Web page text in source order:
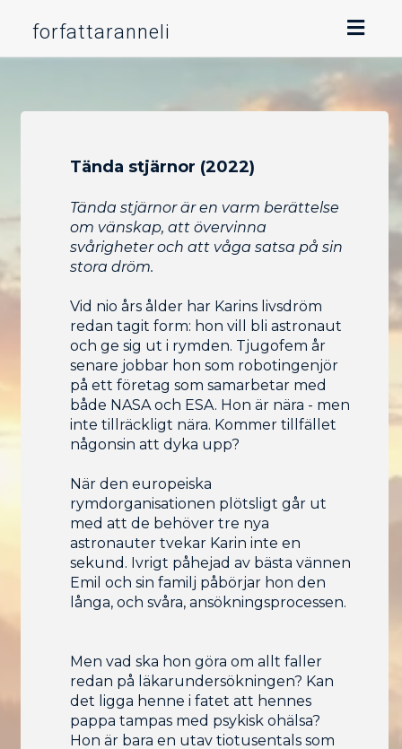
forfattaranneli
Tända stjärnor (2022)
Tända stjärnor är en varm berättelse
om vänskap, att övervinna
svårigheter och att våga satsa på sin
stora dröm.
Vid nio års ålder har Karins livsdröm
redan tagit form: hon vill bli astronaut
och ge sig ut i rymden. Tjugofem år
senare jobbar hon som robotingenjör
på ett företag som samarbetar med
både NASA och ESA. Hon är nära - men
inte tillräckligt nära. Kommer tillfället
någonsin att dyka upp?
När den europeiska
rymdorganisationen plötsligt går ut
med att de behöver tre nya
astronauter tvekar Karin inte en
sekund. Ivrigt påhejad av bästa vännen
Emil och sin familj påbörjar hon den
långa, och svåra, ansökningsprocessen.
Men vad ska hon göra om allt faller
redan på läkarundersökningen? Kan
det ligga henne i fatet att hennes
pappa tampas med psykisk ohälsa?
Hon är bara en utav tiotusentals som